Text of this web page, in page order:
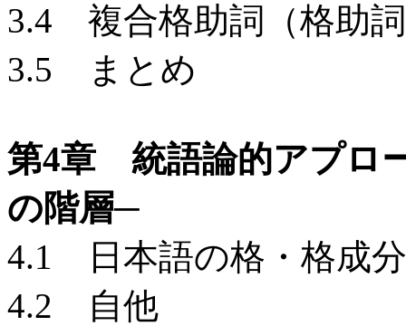
3.4 複合格助詞（格助
3.5 まとめ
第4章 統語論的アプロ
の階層─
4.1 日本語の格・格成分
4.2 自他